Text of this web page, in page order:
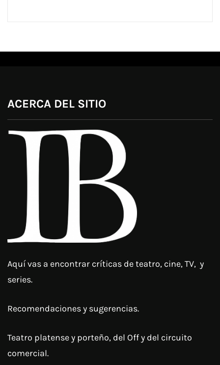
ACERCA DEL SITIO
Aquí vas a encontrar críticas de teatro, cine, TV, y
series.
Recomendaciones y sugerencias.
Teatro platense y porteño, del Off y del circuito
comercial.